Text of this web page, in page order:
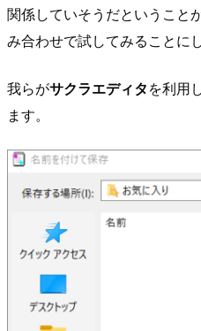
関係していそうだということ
み合わせで試してみることにし
我らがサクラエディタを利用
ます。